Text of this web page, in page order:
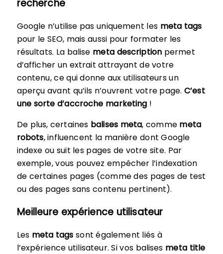
recherche
Google n’utilise pas uniquement les meta tags
pour le SEO, mais aussi pour formater les
résultats. La balise meta description permet
d’afficher un extrait attrayant de votre
contenu, ce qui donne aux utilisateurs un
aperçu avant qu’ils n’ouvrent votre page. C’est
une sorte d’accroche marketing !
De plus, certaines balises meta, comme meta
robots, influencent la manière dont Google
indexe ou suit les pages de votre site. Par
exemple, vous pouvez empêcher l’indexation
de certaines pages (comme des pages de test
ou des pages sans contenu pertinent).
Meilleure expérience utilisateur
Les meta tags sont également liés à
l’expérience utilisateur. Si vos balises meta title